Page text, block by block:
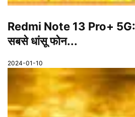
Redmi Note 13 Pro+
सबसे धांसू फोन...
2024-01-10